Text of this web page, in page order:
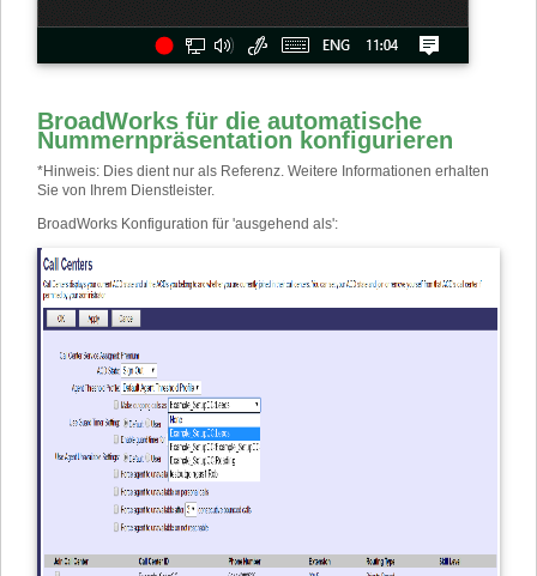
BroadWorks für die automatische
Nummernpräsentation konfigurieren
*Hinweis: Dies dient nur als Referenz. Weitere Informationen erhalten
Sie von Ihrem Dienstleister.
BroadWorks Konfiguration für 'ausgehend als':